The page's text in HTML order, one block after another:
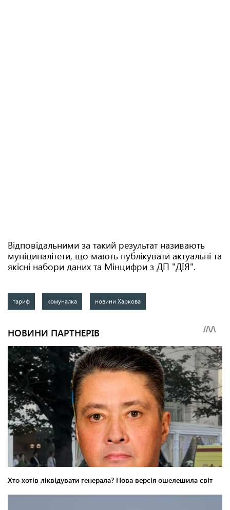
Відповідальними за такий результат називають
муніципалітети, що мають публікувати актуальні та
якісні набори даних та Мінцифри з ДП "ДІЯ".
тариф комуналка новини Харкова